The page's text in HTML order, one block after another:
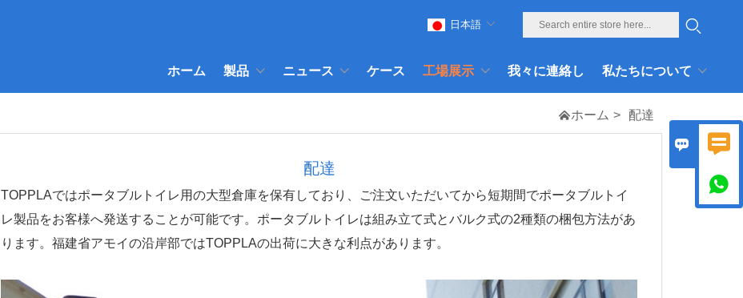
ホーム 製品 ニュース ケース 工場展示 我々に連絡し 私たちについて
日本語
ホーム > 配達
配達
TOPPLAではポータブルトイレ用の大型倉庫を保有しており、ご注文いただいてから短期間でポータブルトイ
レ製品をお客様へ発送することが可能です。ポータブルトイレは組み立て式とバルク式の2種類の梱包方法があ
ります。福建省アモイの沿岸部ではTOPPLAの出荷に大きな利点があります。
 
